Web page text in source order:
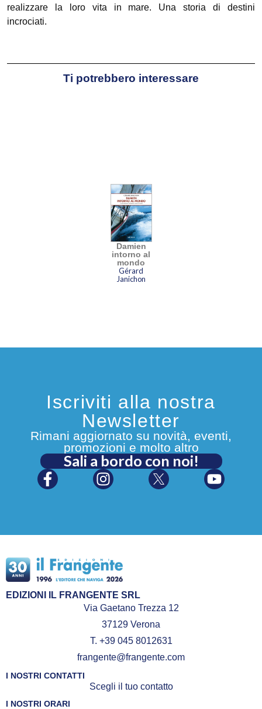
realizzare la loro vita in mare. Una storia di destini
incrociati.
Ti potrebbero interessare
Damien
intorno al
mondo
Gérard
Janichon
Iscriviti alla nostra
Newsletter
Rimani aggiornato su novità, eventi,
promozioni e molto altro
Sali a bordo con noi!
EDIZIONI IL FRANGENTE SRL
Via Gaetano Trezza 12
37129 Verona
T. +39 045 8012631
frangente@frangente.com
I NOSTRI CONTATTI
Scegli il tuo contatto
I NOSTRI ORARI